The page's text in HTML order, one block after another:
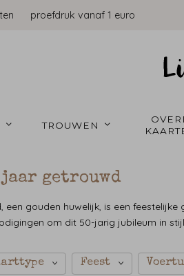
proefdruk vanaf 1 euro
TROUWEN
getrouwd
gouden huwelijk, is een
om dit 50-jarig jubileum in
Feest